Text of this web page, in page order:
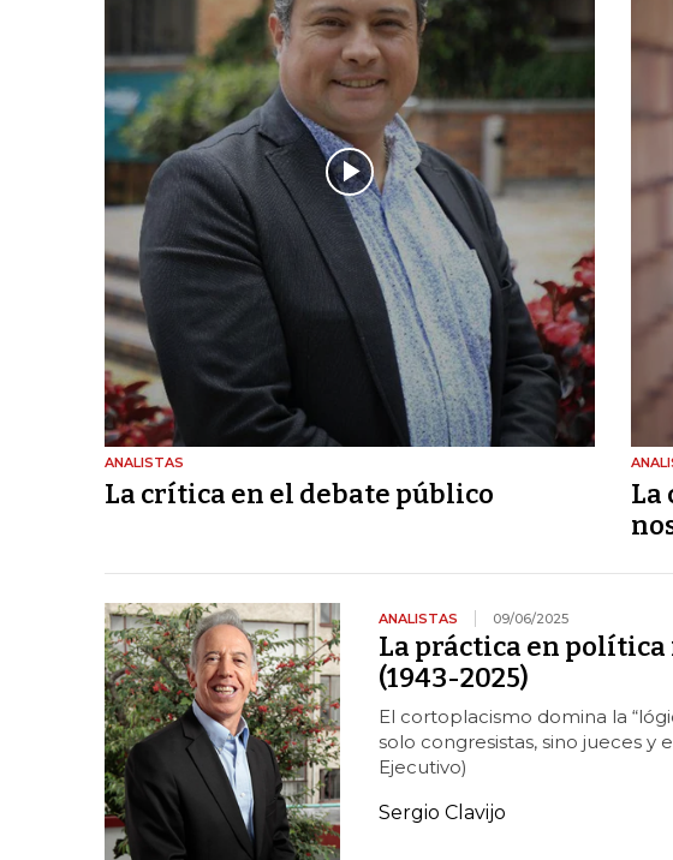
ANALISTAS
La crítica en el debate público
La
ANALISTAS 09/06/2025
La práctica en
(1943-2025)
El cortoplacismo domina la
solo congresistas, sino jueces y
Ejecutivo)
Sergio Clavijo